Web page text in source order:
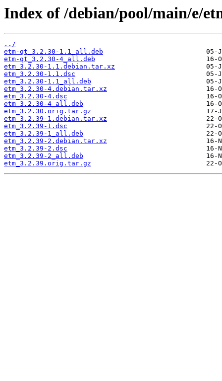
Index of /debian/pool/main/e/
../
etm-qt_3.2.30-1.1_all.deb
etm-qt_3.2.30-4_all.deb
etm_3.2.30-1.1.debian.tar.xz
etm_3.2.30-1.1.dsc
etm_3.2.30-1.1_all.deb
etm_3.2.30-4.debian.tar.xz
etm_3.2.30-4.dsc
etm_3.2.30-4_all.deb
etm_3.2.30.orig.tar.gz
etm_3.2.39-1.debian.tar.xz
etm_3.2.39-1.dsc
etm_3.2.39-1_all.deb
etm_3.2.39-2.debian.tar.xz
etm_3.2.39-2.dsc
etm_3.2.39-2_all.deb
etm_3.2.39.orig.tar.gz